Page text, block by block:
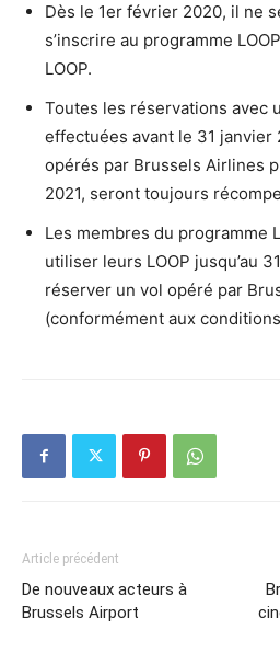
Dès le 1er février 2020, il ne
s’inscrire au programme
LOOP.
Toutes les réservations avec
effectuées avant le 31 janvier
opérés par Brussels Airlines
2021, seront toujours
Les membres du programme
utiliser leurs LOOP jusqu’au
réserver un vol opéré par
(conformément aux
Article précédent
De nouveaux acteurs à
Brussels Airport